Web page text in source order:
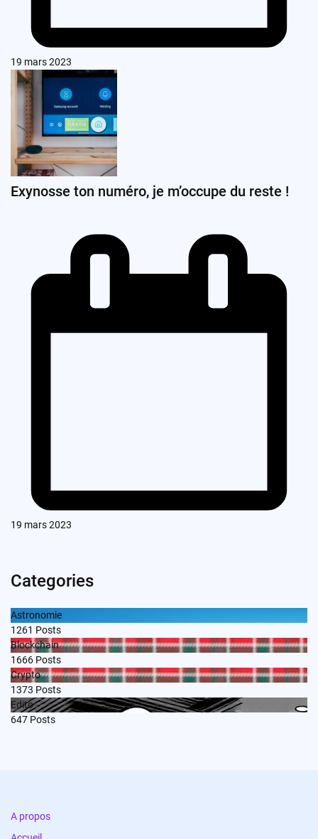
19 mars 2023
Exynosse ton numéro, je m’occupe du reste !
19 mars 2023
Categories
Astronomie
1261 Posts
Blockchain
1666 Posts
Crypto
1373 Posts
Edito
647 Posts
A propos